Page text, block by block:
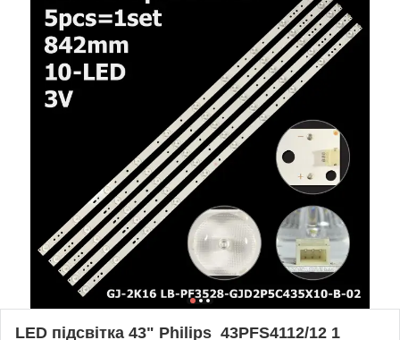
LED підсвітка 43" Philips 43PFS4112/12 1